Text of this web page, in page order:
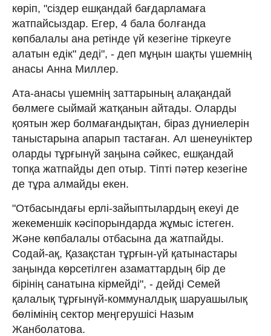
көріп, "сіздер ешқандай бағдарламаға
жатпайсыздар. Егер, 4 бала болғанда
көпбалалы ана ретінде үй кезегіне тіркеуге
алатын едік" деді", - деп мұңын шақты үшемнің
анасы Анна Миллер.
Ата-анасы үшемнің заттарының алақандай
бөлмеге сыймай жатқанын айтады. Оларды
қоятын жер болмағандықтан, біраз дүниелерін
таныстарына апарып тастаған. Ал шенеуніктер
оларды тұрғынүй заңына сәйкес, ешқандай
топқа жатпайды деп отыр. Тіпті пәтер кезегіне
де тұра алмайды екен.
"Отбасындағы ерлі-зайыптылардың екеуі де
жекеменшік кәсіпорындарда жұмыс істеген.
Және көпбалалы отбасына да жатпайды.
Содай-ақ, Қазақстан тұрғын-үй қатынастары
заңында көрсетілген азаматтардың бір де
бірінің санатына кірмейді", - дейді Семей
қалалық тұрғынүй-коммуналдық шаруашылық
бөлімінің сектор меңгерушісі Назым
Жанболатова.